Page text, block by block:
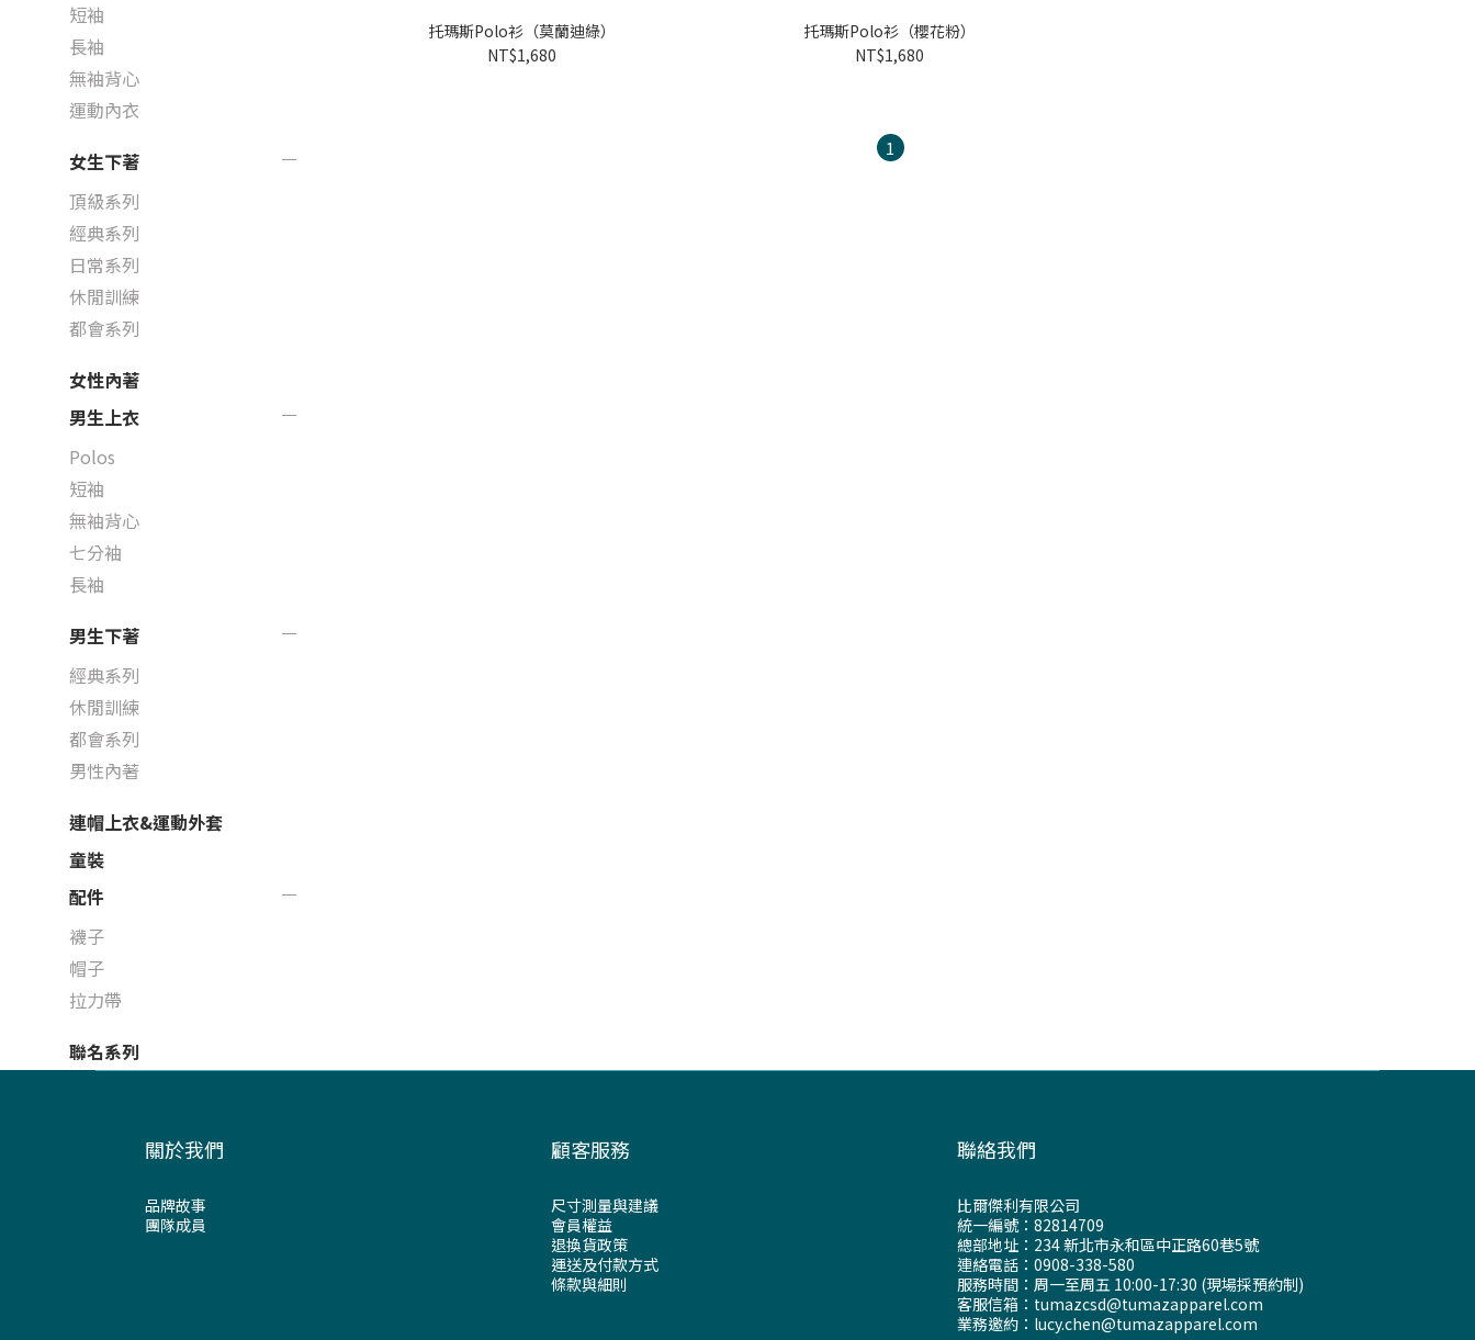
短袖
長袖
無袖背心
運動內衣
女生下著
頂級系列
經典系列
日常系列
休閒訓練
都會系列
女性內著
男生上衣
Polos
短袖
無袖背心
七分袖
長袖
男生下著
經典系列
休閒訓練
都會系列
男性內著
連帽上衣&運動外套
童裝
配件
襪子
帽子
拉力帶
聯名系列
托瑪斯Polo衫（莫蘭迪綠）
NT$1,680
托瑪斯Polo衫（櫻花粉）
NT$1,680
1
關於我們
品牌故事
團隊成員
顧客服務
尺寸測量與建議
會員權益
退換貨政策
運送及付款方式
條款與細則
聯絡我們
比爾傑利有限公司
統一編號：82814709
總部地址：234 新北市永和區中正路60巷5號
連絡電話：0908-338-580
服務時間：周一至周五 10:00-17:30 (現場採預約制)
客服信箱：tumazcsd@tumazapparel.com
業務邀約：lucy.chen@tumazapparel.com